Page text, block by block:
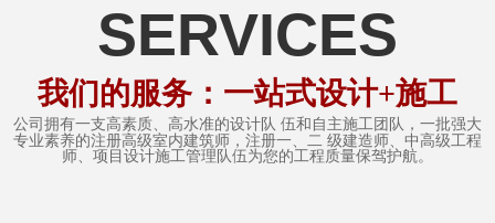
SERVICES
我们的服务：一站式设计+施工
公司拥有一支高素质、高水准的设计队 伍和自主施工团队， 一批强大
专业素养的注册高级室内建筑师，注册一、二 级建造师、中高级工程
师、项目设计施工管理队伍为您的工程质量保驾护航。